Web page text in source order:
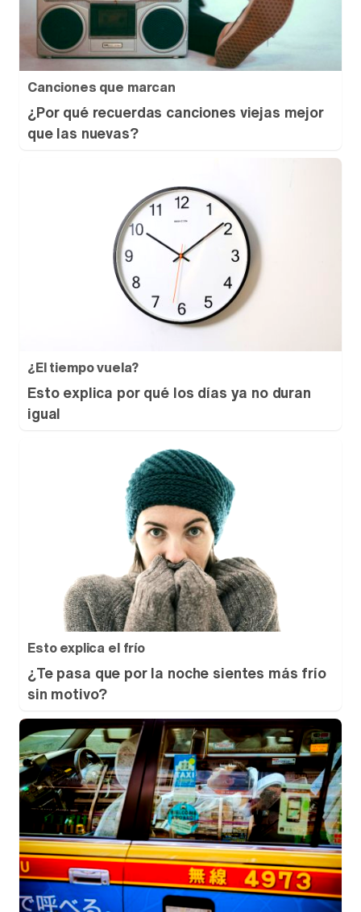
Canciones que marcan
¿Por qué recuerdas canciones viejas mejor
que las nuevas?
¿El tiempo vuela?
Esto explica por qué los días ya no duran
igual
Esto explica el frío
¿Te pasa que por la noche sientes más frío
sin motivo?